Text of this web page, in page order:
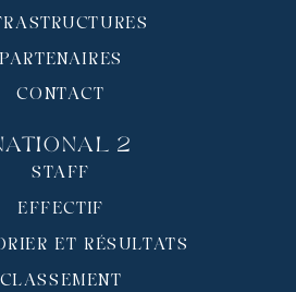
PARTENAIRES
CONTACT
2
STAFF
EFFECTIF
ET RÉSULTATS
CLASSEMENT